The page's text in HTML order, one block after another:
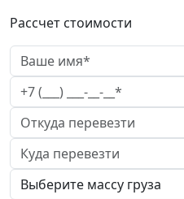
Рассчет стоимости